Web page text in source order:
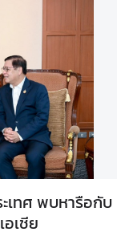
เทศ พบหารือกับ
เชีย